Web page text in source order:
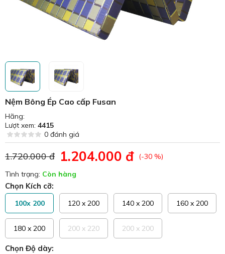
Nệm Bông Ép Cao cấp Fusan
Hãng:
Lượt xem: 4415
0 đánh giá
1.720.000 đ 1.204.000 đ
(-30 %)
Tình trạng: Còn hàng
Chọn Kích cỡ:
100x 200 120 x 200 140 x 200 160 x 200
180 x 200 200 x 220 200 x 200
Chọn Độ dày: